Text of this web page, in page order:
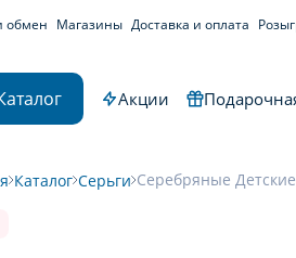
обмен Магазины Доставка и оплата
Акции
Каталог Серьги Серебряные